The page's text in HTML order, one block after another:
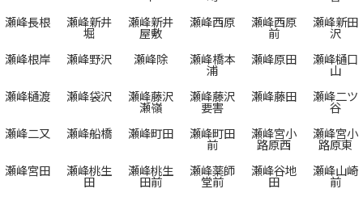
瀬峰長根
瀬峰新井
堀
瀬峰新井
屋敷
瀬峰西原 瀬峰西原
前
瀬峰新田
沢
瀬峰根岸
瀬峰野沢 瀬峰除 瀬峰橋本
浦
瀬峰原田 瀬峰樋口
山
瀬峰樋渡
瀬峰袋沢 瀬峰藤沢
瀬嶺
瀬峰藤沢
要害
瀬峰藤田 瀬峰二ツ
谷
瀬峰二又
瀬峰船橋 瀬峰町田 瀬峰町田
前
瀬峰宮小
路原西
瀬峰宮小
路原東
瀬峰宮田
瀬峰桃生
田
瀬峰桃生
田前
瀬峰薬師
堂前
瀬峰谷地
田
瀬峰山崎
前